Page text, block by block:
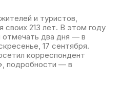
и туристов,
своих 213 лет. В этом году
отмечать два дня — в
17 сентября.
корреспондент
подробности — в